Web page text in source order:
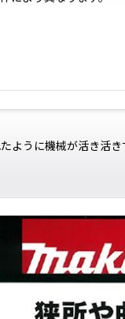
ように機械が活き活